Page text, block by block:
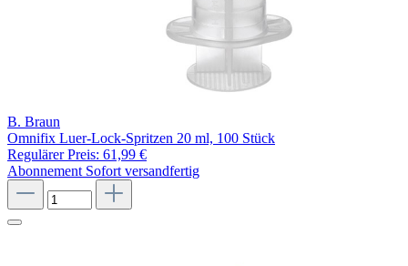
B. Braun
Omnifix Luer-Lock-Spritzen 20 ml, 100 Stück
Regulärer Preis: 61,99 €
Abonnement Sofort versandfertig